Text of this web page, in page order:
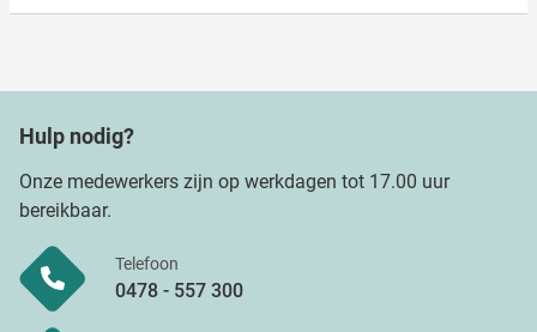
Hulp nodig?
Onze medewerkers zijn op werkdagen tot 17.00 uur
bereikbaar.
Telefoon
0478 - 557 300